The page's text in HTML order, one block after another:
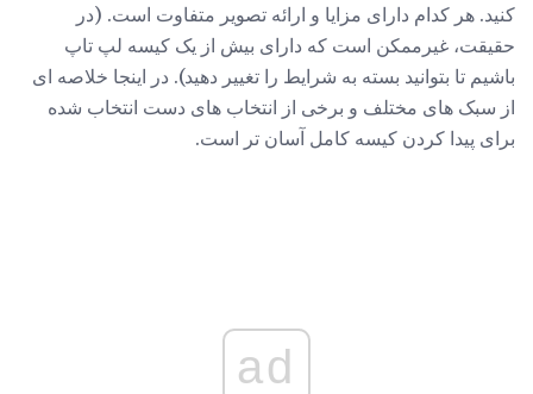
کنید. هر کدام دارای مزایا و ارائه تصویر متفاوت است. (در
حقیقت، غیرممکن است که دارای بیش از یک کیسه لپ تاپ
باشیم تا بتوانید بسته به شرایط را تغییر دهید). در اینجا خلاصه ای
از سبک های مختلف و برخی از انتخاب های دست انتخاب شده
برای پیدا کردن کیسه کامل آسان تر است.
ad